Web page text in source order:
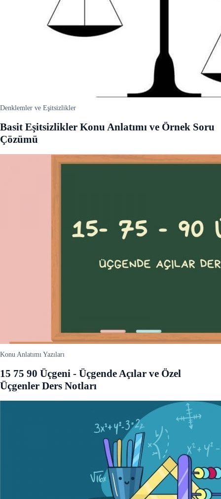
Denklemler ve Eşitsizlikler
Basit Eşitsizlikler Konu Anlatımı ve Örnek Soru
Çözümü
Konu Anlatımı Yazıları
15 75 90 Üçgeni - Üçgende Açılar ve Özel
Üçgenler Ders Notları